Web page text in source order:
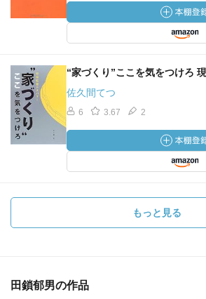
“家づくり”ここを気をつけろ
佐久間てつ
6 3.67 2
もっと見る
田鎖郁男の作品